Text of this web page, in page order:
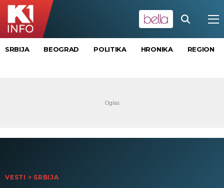
SRBIJA BEOGRAD POLITIKA HRONIKA REGION
VESTI > SRBIJA